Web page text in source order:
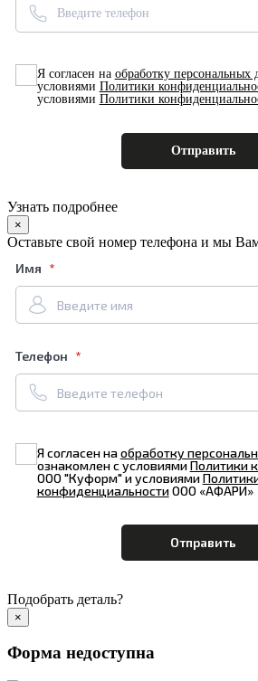
Я согласен на обработку персональных
условиями Политики
условиями Политики
Узнать подробнее
×
Оставьте свой номер телефона и мы
Имя
Телефон
Я согласен наобработку
ознакомлен с условиямиПолитики
ООО "Куформ" и условиями
конфиденциальностиООО «АФАРИ»
Подобрать деталь?
×
Форма недоступна